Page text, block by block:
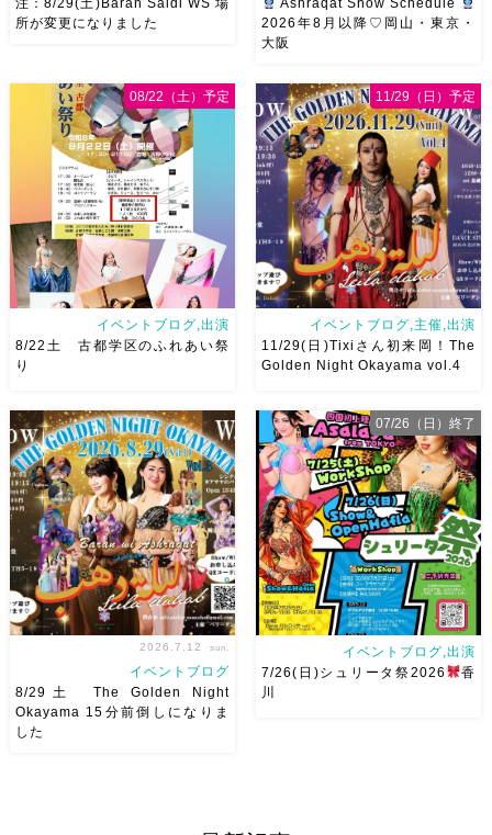
申し込み多数につき会場変更し
ました♡ 表町桃太郎スタジオ
岡山県岡山市 北区表町2丁目6-
64 4階 ショー会場から近いの
で、安心♡駅からもバスで天満
屋バスス […]
注：8/29(土)Baran Saidi WS 場
所が変更になりました
です♡皆様にお会いできますよ
うに
ご予約はメッセージく
ださい
お待ちしています
Ashraqat Show Schedule
岡山・8/22(土) […]
Ashraqat Show Schedule
2026年8月以降♡岡山・東京・
大阪
8/22土 古都学区のふれあい祭
りにて踊らせていただきます♡
太鼓も叩くよー！私たちは
18:40頃から出演です屋台も出
てとても楽しいお祭りになりそ
う
私たちも踊った後は祭り
を楽しみます
遊びにいら
[…]
イベントブログ,出演
8/22土 古都学区のふれあい祭
り
08/22（土）予定
2026/11/29(日)Tixiさん初来
岡！The Golden Night
Okayama vol.4 本日8/1よりお
申し込みスタートです
【
Show 】 Guest DancerTixi
[…]
イベントブログ,主催,出演
11/29(日)Tixiさん初来岡！The
Golden Night Okayama vol.4
11/29（日）予定
2026.7.12 sun.
イベントブログ
8/29土 The Golden Night
Okayama 15分前倒しになりま
した
イベントブログ,出演
7/26(日)シュリータ祭2026
香
川
07/26（日）終了